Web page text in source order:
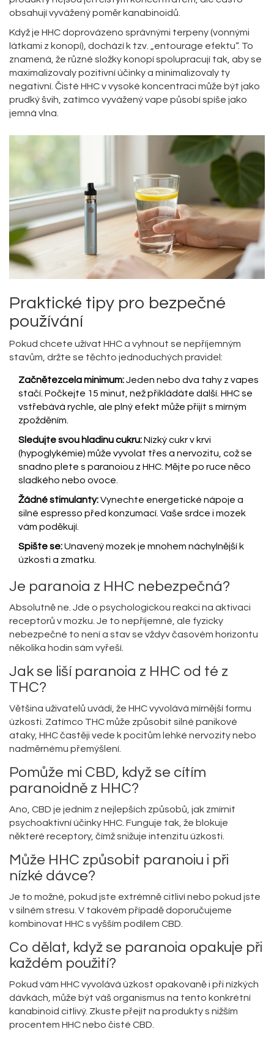
obsahují vyvážený poměr kanabinoidů.
Když je HHC doprovázeno správnými terpeny (vonnými
látkami z konopí), dochází k tzv. „entourage efektu“. To
znamená, že různé složky konopí spolupracují tak, aby se
maximalizovaly pozitivní účinky a minimalizovaly ty
negativní. Čisté HHC v vysoké koncentraci může být jako
prudký švih, zatímco vyvážený vape působí spíše jako
jemná vlna.
Praktické tipy pro bezpečné
používání
Pokud chcete užívat HHC a vyhnout se nepříjemným
stavům, držte se těchto jednoduchých pravidel:
Začnětezcela minimum:Jeden nebo dva tahy z vapes
stačí. Počkejte 15 minut, než přikládáte další. HHC se
vstřebává rychle, ale plný efekt může přijít s mírným
zpožděním.
Sledujte svou hladinu cukru:Nízký cukr v krvi
(hypoglykémie) může vyvolat třes a nervozitu, což se
snadno plete s paranoiou z HHC. Mějte po ruce něco
sladkého nebo ovoce.
Žádné stimulanty:Vynechte energetické nápoje a
silné espresso před konzumací. Vaše srdce i mozek
vám poděkují.
Spište se:Unavený mozek je mnohem náchylnější k
úzkosti a zmatku.
Je paranoia z HHC nebezpečná?
Absolutně ne. Jde o psychologickou reakci na aktivaci
receptorů v mozku. Je to nepříjemné, ale fyzicky
nebezpečné to není a stav se vždyv časovém horizontu
několika hodin sám vyřeší.
Jak se liší paranoia z HHC od té z
THC?
Většina uživatelů uvádí, že HHC vyvolává mírnější formu
úzkosti. Zatímco THC může způsobit silné panikové
ataky, HHC častěji vede k pocitům lehké nervozity nebo
nadměrnému přemýšlení.
Pomůže mi CBD, když se cítím
paranoidně z HHC?
Ano, CBD je jedním z nejlepších způsobů, jak zmírnit
psychoaktivní účinky HHC. Funguje tak, že blokuje
některé receptory, čímž snižuje intenzitu úzkosti.
Může HHC způsobit paranoiu i při
nízké dávce?
Je to možné, pokud jste extrémně citliví nebo pokud jste
v silném stresu. V takovém případě doporučujeme
kombinovat HHC s vyšším podílem CBD.
Co dělat, když se paranoia opakuje při
každém použití?
Pokud vám HHC vyvolává úzkost opakovaně i při nízkých
dávkách, může být váš organismus na tento konkrétní
kanabinoid citlivý. Zkuste přejít na produkty s nižším
procentem HHC nebo čisté CBD.